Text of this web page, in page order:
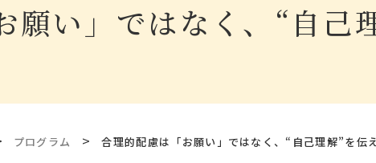
願い」ではなく、“自己
プログラム > 合理的配慮は「お願い」ではなく、“自己理解”を伝